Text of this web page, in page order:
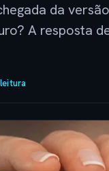
da
A resposta